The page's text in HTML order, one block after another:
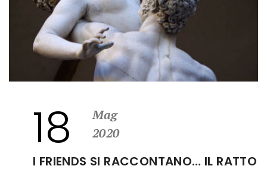
18
Mag
2020
I FRIENDS SI RACCONTANO… IL RATTO